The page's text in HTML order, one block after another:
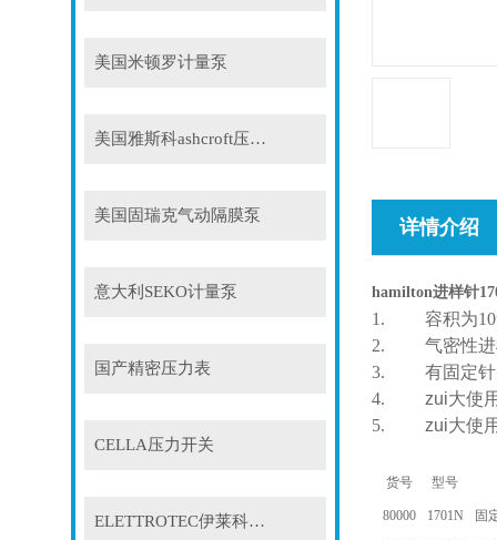
美国米顿罗计量泵
美国雅斯科ashcroft压力表
美国固瑞克气动隔膜泵
意大利SEKO计量泵
国产精密压力表
CELLA压力开关
ELETTROTEC伊莱科压力开关
详情介绍
hamilton进样针
1. 容积为
2. 气密性
3. 有固定
4. zui大使
5. zui大使
货号 型号
80000 1701N 固